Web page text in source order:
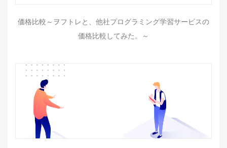
価格比較～ヲフトレと、他社プログラミング学習サービスの
価格比較してみた。～